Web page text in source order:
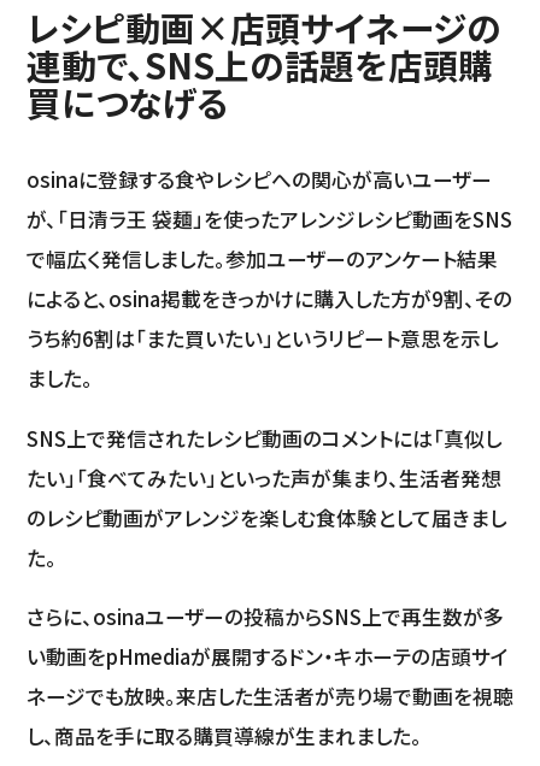
レシピ動画×店頭サイネージの
連動で、SNS上の話題を店頭購
買につなげる
osinaに登録する食やレシピへの関心が高いユーザー
が、「日清ラ王 袋麺」を使ったアレンジレシピ動画をSNS
で幅広く発信しました。参加ユーザーのアンケート結果
によると、osina掲載をきっかけに購入した方が9割、その
うち約6割は「また買いたい」というリピート意思を示し
ました。
SNS上で発信されたレシピ動画のコメントには「真似し
たい」「食べてみたい」といった声が集まり、生活者発想
のレシピ動画がアレンジを楽しむ食体験として届きまし
た。
さらに、osinaユーザーの投稿からSNS上で再生数が多
い動画をpHmediaが展開するドン・キホーテの店頭サイ
ネージでも放映。来店した生活者が売り場で動画を視聴
し、商品を手に取る購買導線が生まれました。